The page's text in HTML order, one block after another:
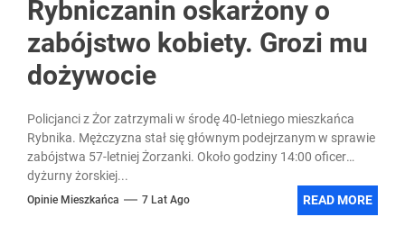
Rybniczanin oskarżony o
zabójstwo kobiety. Grozi mu
dożywocie
Policjanci z Żor zatrzymali w środę 40-letniego mieszkańca
Rybnika. Mężczyzna stał się głównym podejrzanym w sprawie
zabójstwa 57-letniej Żorzanki. Około godziny 14:00 oficer
dyżurny żorskiej...
Opinie Mieszkańca 7 Lat Ago READ MORE